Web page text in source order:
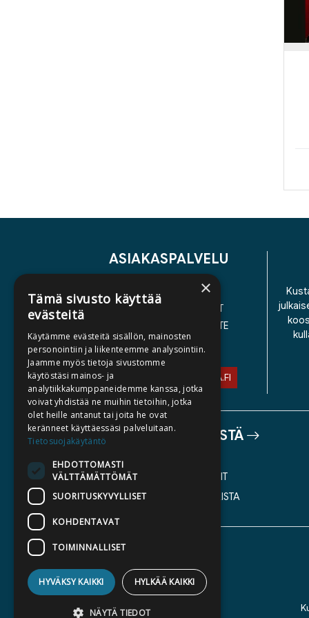
ASIAKASPALVELU
YHTEYSTIEDOT
YLEISET TOIMITUSEHDOT
SAAVUTETTAVUUSSELOSTE
TIETOSUOJASELOSTE
ASIAKASPALVELU@STORIA.FI
TIETOA MEISTÄ
KATALOGIT
AJANKOHTAISTA
×
Tämä sivusto käyttää
evästeitä
Käytämme evästeitä sisällön, mainosten
personointiin ja liikenteemme analysointiin.
Jaamme myös tietoja sivustomme
käytöstäsi mainos- ja
analytiikkakumppaneidemme kanssa, jotka
voivat yhdistää ne muihin tietoihin, jotka
olet heille antanut tai joita he ovat
keränneet käyttäessäsi palveluitaan.
Tietosuojakäytäntö
EHDOTTOMASTI
VÄLTTÄMÄTTÖMÄT
SUORITUSKYVYLLISET
KOHDENTAVAT
TOIMINNALLISET
HYVÄKSY KAIKKI HYLKÄÄ KAIKKI
NÄYTÄ TIEDOT